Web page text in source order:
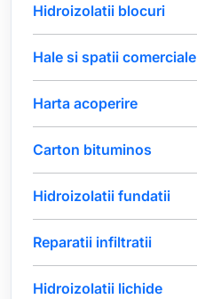
Hidroizolatii blocuri
Hale si spatii comerciale
Harta acoperire
Carton bituminos
Hidroizolatii fundatii
Reparatii infiltratii
Hidroizolatii lichide